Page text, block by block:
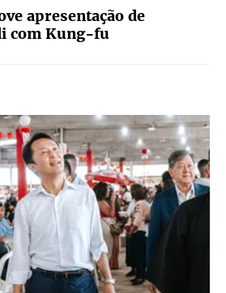
apresentação de
com Kung-fu